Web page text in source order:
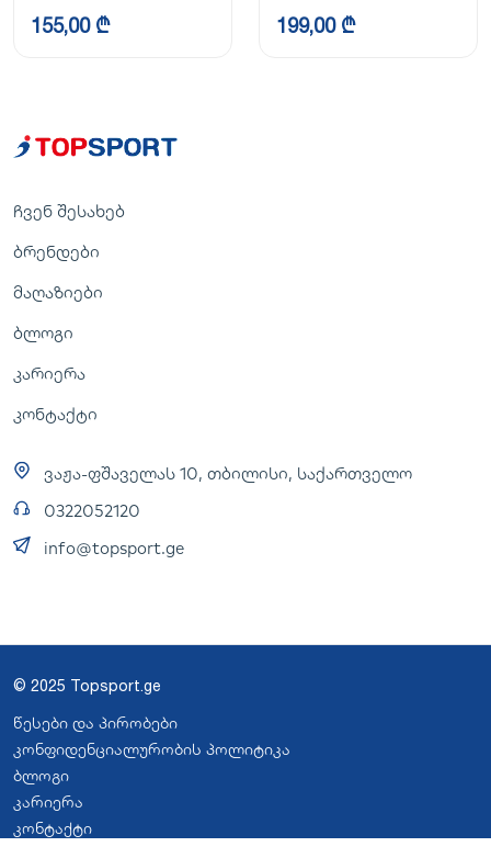
155,00 ₾ 199,00 ₾
ჩვენ შესახებ
ბრენდები
მაღაზიები
ბლოგი
კარიერა
კონტაქტი
ვაჟა-ფშაველას 10, თბილისი, საქართველო
0322052120
info@topsport.ge
© 2025 Topsport.ge
წესები და პირობები
კონფიდენციალურობის პოლიტიკა
ბლოგი
კარიერა
კონტაქტი